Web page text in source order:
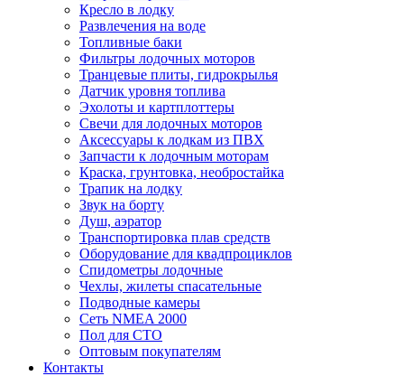
Кресло в лодку
Развлечения на воде
Топливные баки
Фильтры лодочных моторов
Транцевые плиты, гидрокрылья
Датчик уровня топлива
Эхолоты и картплоттеры
Cвечи для лодочных моторов
Аксессуары к лодкам из ПВХ
Запчасти к лодочным моторам
Краска, грунтовка, необростайка
Трапик на лодку
Звук на борту
Душ, аэратор
Транспортировка плав средств
Оборудование для квадпроциклов
Спидометры лодочные
Чехлы, жилеты спасательные
Подводные камеры
Сеть NMEA 2000
Пол для СТО
Оптовым покупателям
Контакты